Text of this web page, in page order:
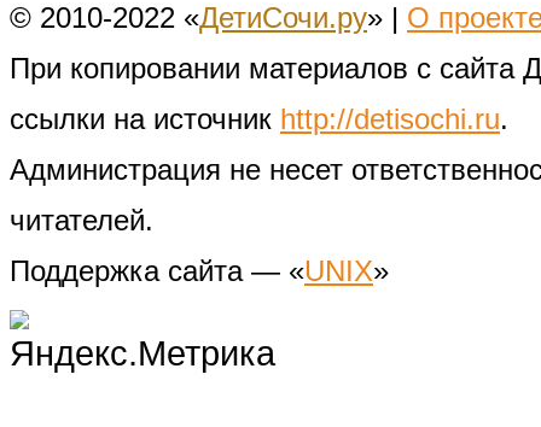
© 2010-2022 «ДетиСочи.ру» | О
При копировании материалов с сайта
ссылки на источник http://detisochi.ru.
Администрация не несет
читателей.
Поддержка сайта — «UNIX»